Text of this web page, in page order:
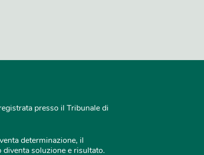
presso il Tribunale di
determinazione, il
soluzione e risultato.